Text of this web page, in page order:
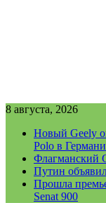
8 августа, 2026
Новый Geely
Polo в
Флагманский
Путин
Прошла
Senat 900